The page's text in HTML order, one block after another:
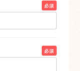
必須
必須